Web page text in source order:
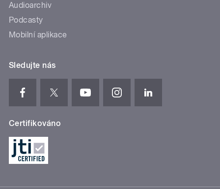
Audioarchiv
Podcasty
Mobilní aplikace
Sledujte nás
Certifikováno